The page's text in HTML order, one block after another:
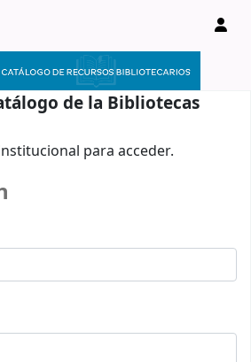
de la Bibliotecas
para acceder.